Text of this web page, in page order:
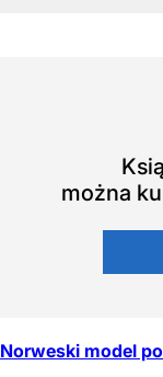
można
Norweski model